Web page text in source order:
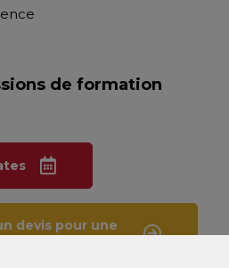
de formation
devis pour une